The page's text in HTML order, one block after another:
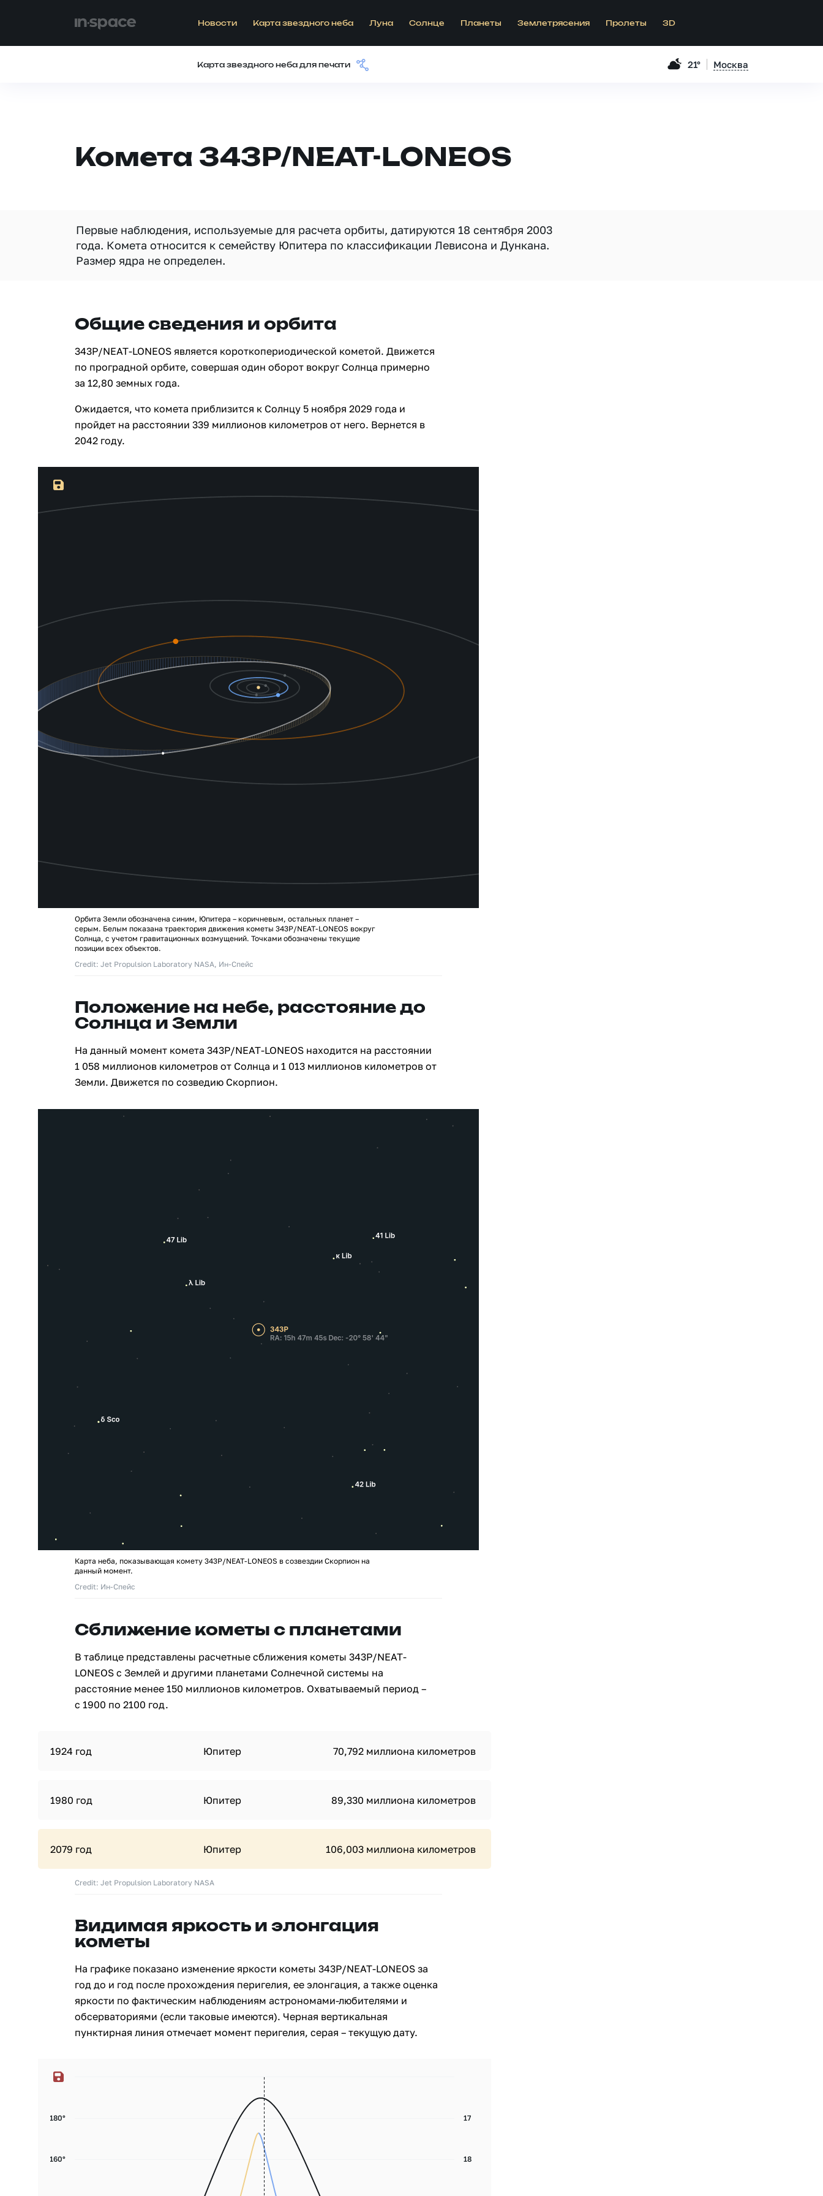
Новости Карта звездного неба Луна Солнце Планеты Землетрясения Пролеты 3D
Карта звездного неба для печати 21° Москва
Комета 343P/NEAT-LONEOS
Первые наблюдения, используемые для расчета орбиты, датируются 18 сентября 2003
года. Комета относится к семейству Юпитера по классификации Левисона и Дункана.
Размер ядра не определен.
Общие сведения и орбита
343P/NEAT-LONEOS является короткопериодической кометой. Движется
по проградной орбите, совершая один оборот вокруг Солнца примерно
за 12,80 земных года.
Ожидается, что комета приблизится к Солнцу 5 ноября 2029 года и
пройдет на расстоянии 339 миллионов километров от него. Вернется в
2042 году.
Орбита Земли обозначена синим, Юпитера – коричневым, остальных планет –
серым. Белым показана траектория движения кометы 343P/NEAT-LONEOS вокруг
Солнца, с учетом гравитационных возмущений. Точками обозначены текущие
позиции всех объектов.
Credit: Jet Propulsion Laboratory NASA, Ин-Спейс
Положение на небе, расстояние до
Солнца и Земли
На данный момент комета 343P/NEAT-LONEOS находится на расстоянии
1 058 миллионов километров от Солнца и 1 013 миллионов километров от
Земли. Движется по созведию Скорпион.
Карта неба, показывающая комету 343P/NEAT-LONEOS в созвездии Скорпион на
данный момент.
Credit: Ин-Спейс
Сближение кометы с планетами
В таблице представлены расчетные сближения кометы 343P/NEAT-
LONEOS с Землей и другими планетами Солнечной системы на
расстояние менее 150 миллионов километров. Охватываемый период –
с 1900 по 2100 год.
1924 год Юпитер 70,792 миллиона километров
1980 год Юпитер 89,330 миллиона километров
2079 год Юпитер 106,003 миллиона километров
Credit: Jet Propulsion Laboratory NASA
Видимая яркость и элонгация
кометы
На графике показано изменение яркости кометы 343P/NEAT-LONEOS за
год до и год после прохождения перигелия, ее элонгация, а также оценка
яркости по фактическим наблюдениям астрономами-любителями и
обсерваториями (если таковые имеются). Черная вертикальная
пунктирная линия отмечает момент перигелия, серая – текущую дату.
17
18
160°
180°